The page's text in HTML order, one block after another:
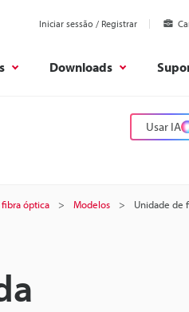
Iniciar sessão / Registrar
Downloads
Usar IA
óptica Modelos Unidade de